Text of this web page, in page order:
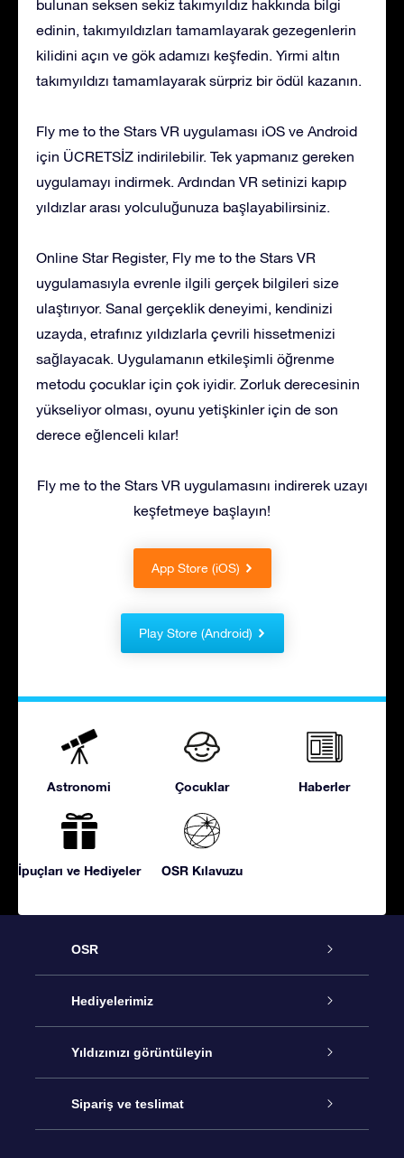
bulunan seksen sekiz takımyıldız hakkında bilgi
edinin, takımyıldızları tamamlayarak gezegenlerin
kilidini açın ve gök adamızı keşfedin. Yirmi altın
takımyıldızı tamamlayarak sürpriz bir ödül kazanın.
Fly me to the Stars VR uygulaması iOS ve Android
için ÜCRETSİZ indirilebilir. Tek yapmanız gereken
uygulamayı indirmek. Ardından VR setinizi kapıp
yıldızlar arası yolculuğunuza başlayabilirsiniz.
Online Star Register, Fly me to the Stars VR
uygulamasıyla evrenle ilgili gerçek bilgileri size
ulaştırıyor. Sanal gerçeklik deneyimi, kendinizi
uzayda, etrafınız yıldızlarla çevrili hissetmenizi
sağlayacak. Uygulamanın etkileşimli öğrenme
metodu çocuklar için çok iyidir. Zorluk derecesinin
yükseliyor olması, oyunu yetişkinler için de son
derece eğlenceli kılar!
Fly me to the Stars VR uygulamasını indirerek uzayı
keşfetmeye başlayın!
App Store (iOS)
Play Store (Android)
Astronomi Çocuklar Haberler
İpuçları ve Hediyeler OSR Kılavuzu
OSR
Hizmet
İletişim
Blogu
Hediyelerimiz
Çevrimiçi Yıldız Hediyesi
OSR Hediye Paketi
Yıldızınızı görüntüleyin
Star Register
Sipariş ve teslimat